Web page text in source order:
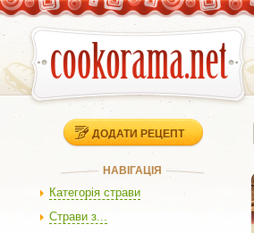
ДОДАТИ РЕЦЕПТ
НАВІГАЦІЯ
Категорія страви
Страви з...